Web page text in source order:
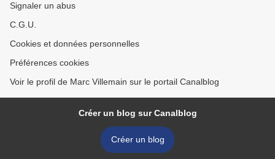
Signaler un abus
C.G.U.
Cookies et données personnelles
Préférences cookies
Voir le profil de Marc Villemain sur le portail Canalblog
Créer un blog sur Canalblog
Créer un blog